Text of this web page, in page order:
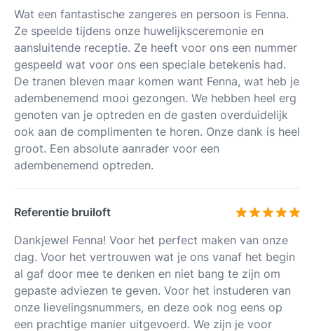
Wat een fantastische zangeres en persoon is Fenna.
Ze speelde tijdens onze huwelijksceremonie en
aansluitende receptie. Ze heeft voor ons een nummer
gespeeld wat voor ons een speciale betekenis had.
De tranen bleven maar komen want Fenna, wat heb je
adembenemend mooi gezongen. We hebben heel erg
genoten van je optreden en de gasten overduidelijk
ook aan de complimenten te horen. Onze dank is heel
groot. Een absolute aanrader voor een
adembenemend optreden.
Referentie bruiloft
Dankjewel Fenna! Voor het perfect maken van onze
dag. Voor het vertrouwen wat je ons vanaf het begin
al gaf door mee te denken en niet bang te zijn om
gepaste adviezen te geven. Voor het instuderen van
onze lievelingsnummers, en deze ook nog eens op
een prachtige manier uitgevoerd. We zijn je voor